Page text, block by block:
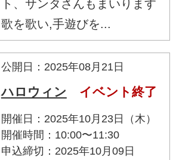
ト、サンタさんもまいります
歌を歌い,手遊びを...
公開日：2025年08月21日
ハロウィン イベント終了
開催日：2025年10月23日（木）
開催時間：10:00〜11:30
申込締切：2025年10月09日